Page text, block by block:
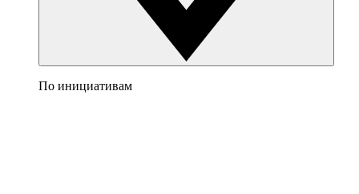
По инициативам